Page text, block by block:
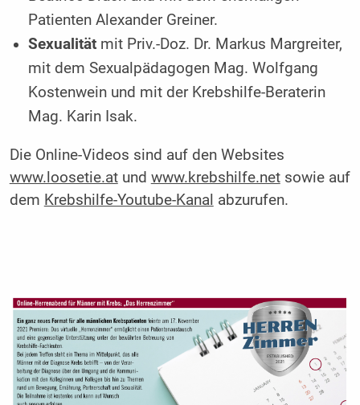
Patienten Alexander Greiner.
Sexualität mit Priv.-Doz. Dr. Markus Margreiter,
mit dem Sexualpädagogen Mag. Wolfgang
Kostenwein und mit der Krebshilfe-Beraterin
Mag. Karin Isak.
Die Online-Videos sind auf den Websites
www.loosetie.atund www.krebshilfe.netsowie auf
dem Krebshilfe-Youtube-Kanal abzurufen.